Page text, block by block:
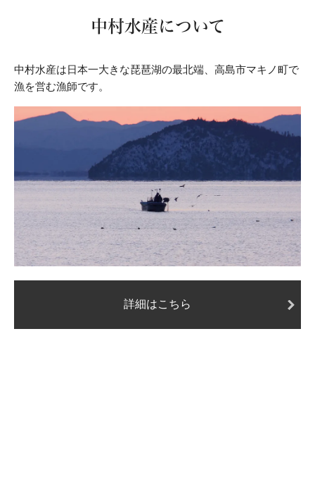
中村水産について
中村水産は日本一大きな琵琶湖の最北端、高島市マキノ町で
漁を営む漁師です。
詳細はこちら